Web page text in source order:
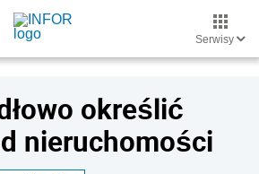
Serwisy
określić
nieruchomości